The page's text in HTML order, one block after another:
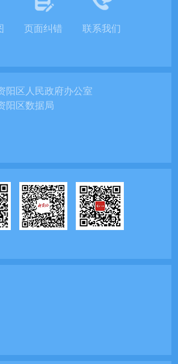
页面纠错 联系我们
阳区人民政府办公室
阳区数据局